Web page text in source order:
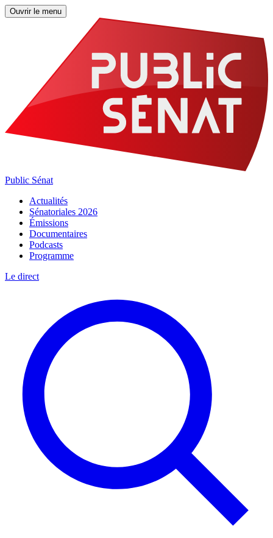
Ouvrir le menu
Public Sénat
Actualités
Sénatoriales 2026
Émissions
Documentaires
Podcasts
Programme
Le direct